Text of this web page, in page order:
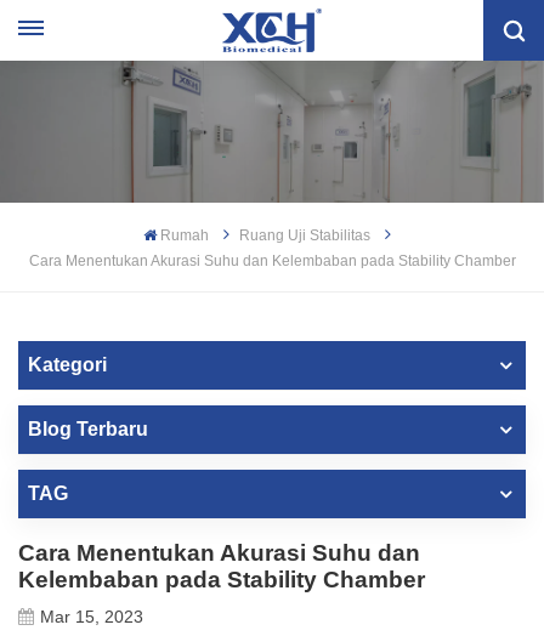
Rumah
Ruang Uji Stabilitas
Cara Menentukan Akurasi Suhu dan Kelembaban pada Stability Chamber
Kategori
Blog Terbaru
TAG
Cara Menentukan Akurasi Suhu dan
Kelembaban pada Stability Chamber
Mar 15, 2023